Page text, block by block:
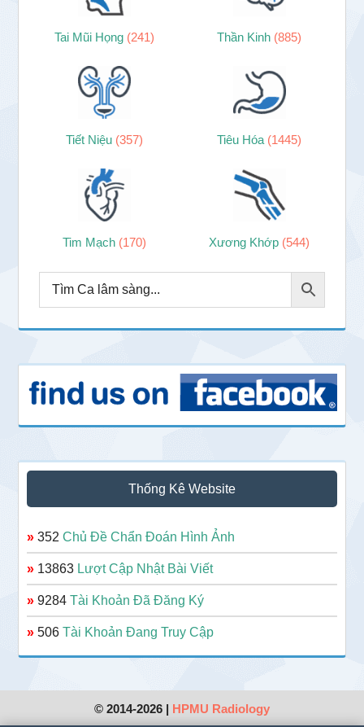
Tai Mũi Họng (241) Thần Kinh (885)
Tiết Niệu (357) Tiêu Hóa (1445)
Tim Mạch (170) Xương Khớp (544)
Thống Kê Website
» 352Chủ Đề Chẩn Đoán Hình Ảnh
» 13863 Lượt Cập Nhật Bài Viết
» 9284Tài Khoản Đã Đăng Ký
» 506Tài Khoản Đang Truy Cập
© 2014-2026 | HPMU Radiology